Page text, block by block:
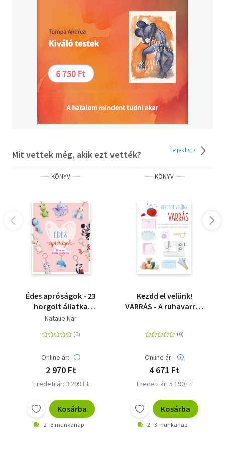
Mit vettek még, akik ezt vették? Teljes lista
KÖNYV
Édes apróságok - 23
horgolt állatka
kulcstartóra
Natalie Nar
Online ár:
2 970 Ft
Eredeti ár: 3 299 Ft
Kosárba
2 - 3 munkanap
KÖNYV
Kezdd el velünk!
VARRÁS - A ruhavarrás
érthetően
Online ár:
4 671 Ft
Eredeti ár: 5 190 Ft
Kosárba
2 - 3 munkanap